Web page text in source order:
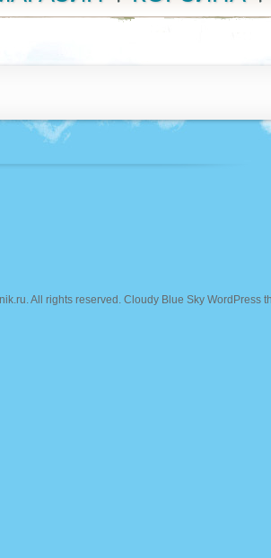
. All rights reserved. Cloudy Blue Sky WordPress